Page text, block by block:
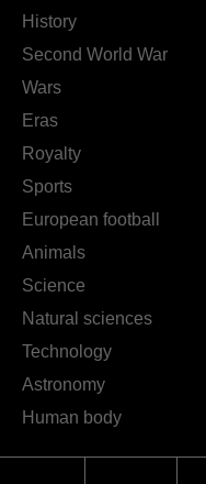
History
Second World War
Wars
Eras
Royalty
Sports
European football
Animals
Science
Natural sciences
Technology
Astronomy
Human body